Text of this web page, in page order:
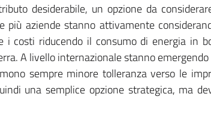
desiderabile, un opzione da
più aziende stanno attivamente
costi riducendo il consumo di energia in
A livello internazionale stanno
sempre minore tolleranza verso le
una semplice opzione strategica, ma